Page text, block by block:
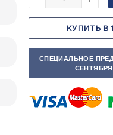
КУПИТЬ В
СПЕЦИАЛЬНОЕ
СЕНТЯБРЯ